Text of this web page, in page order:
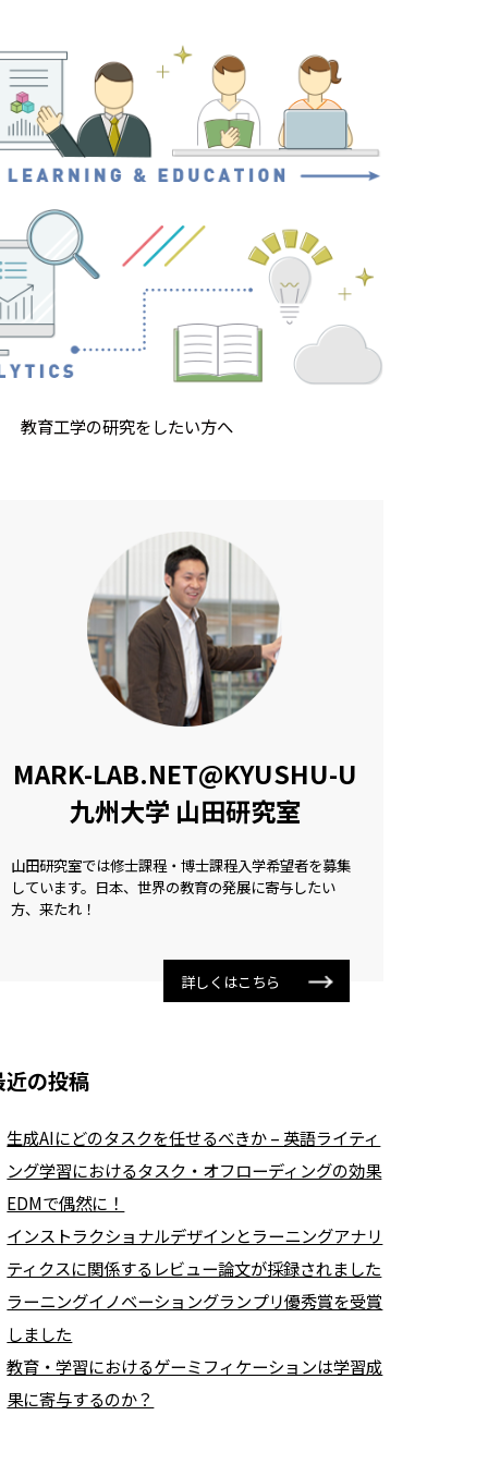
教育工学の研究をしたい方へ
MARK-LAB.NET@KYUSHU-U
九州大学 山田研究室
山田研究室では修士課程・博士課程入学希望者を募集
しています。日本、世界の教育の発展に寄与したい
方、来たれ！
詳しくはこちら
近の投稿
生成AIにどのタスクを任せるべきか – 英語ライティ
ング学習におけるタスク・オフローディングの効果
EDMで偶然に！
インストラクショナルデザインとラーニングアナリ
ティクスに関係するレビュー論文が採録されました
ラーニングイノベーショングランプリ優秀賞を受賞
しました
教育・学習におけるゲーミフィケーションは学習成
果に寄与するのか？